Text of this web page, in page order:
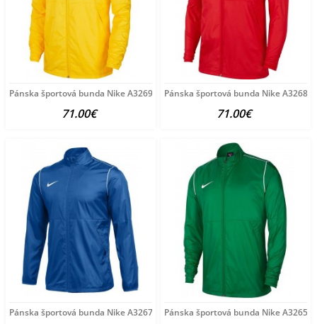
Pánska športová bunda Nike A3269
71.00€
Pánska športová bunda Nike A3268
71.00€
Pánska športová bunda Nike A3267 Pánska športová bunda Nike A3265